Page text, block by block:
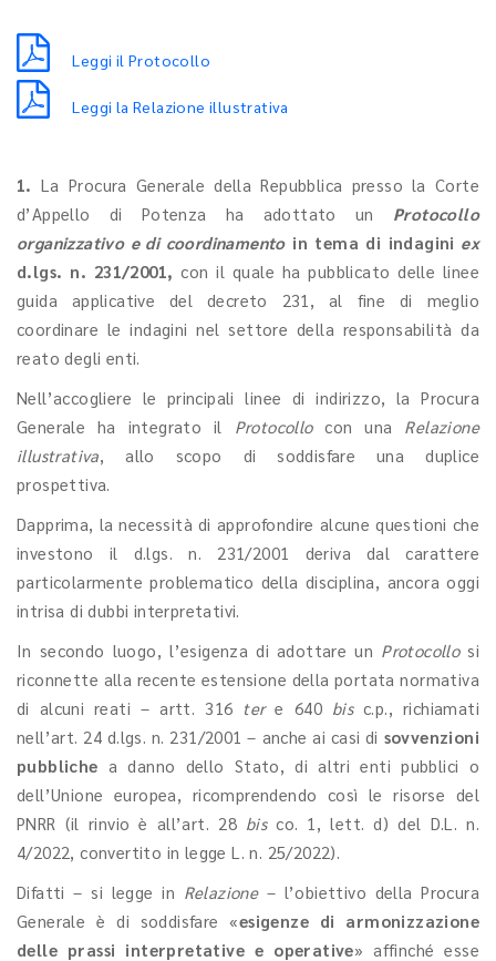
Leggi il Protocollo
Leggi la Relazione illustrativa
1. La Procura Generale della Repubblica presso la Corte
d’Appello di Potenza ha adottato un Protocollo
organizzativo e di coordinamentoin tema di indagini ex
d.lgs. n. 231/2001,con il quale ha pubblicato delle linee
guida applicative del decreto 231, al fine di meglio
coordinare le indagini nel settore della responsabilità da
reato degli enti.
Nell’accogliere le principali linee di indirizzo, la Procura
Generale ha integrato il Protocollocon una Relazione
illustrativa, allo scopo di soddisfare una duplice
prospettiva.
Dapprima, la necessità di approfondire alcune questioni che
investono il d.lgs. n. 231/2001 deriva dal carattere
particolarmente problematico della disciplina, ancora oggi
intrisa di dubbi interpretativi.
In secondo luogo, l’esigenza di adottare un Protocollosi
riconnette alla recente estensione della portata normativa
di alcuni reati – artt. 316 tere 640 bisc.p., richiamati
nell’art. 24 d.lgs. n. 231/2001 – anche ai casi di sovvenzioni
pubbliche a danno dello Stato, di altri enti pubblici o
dell’Unione europea, ricomprendendo così le risorse del
PNRR (il rinvio è all’art. 28 bisco. 1, lett. d) del D.L. n.
4/2022, convertito in legge L. n. 25/2022).
Difatti – si legge in Relazione– l’obiettivo della Procura
Generale è di soddisfare «esigenze di armonizzazione
delle prassi interpretative e operative» affinché esse